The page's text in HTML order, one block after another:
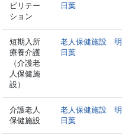
ビリテー
ション
日葉
短期入所
療養介護
（介護老
人保健施
設）
老人保健施設 明
日葉
介護老人
保健施設
老人保健施設 明
日葉